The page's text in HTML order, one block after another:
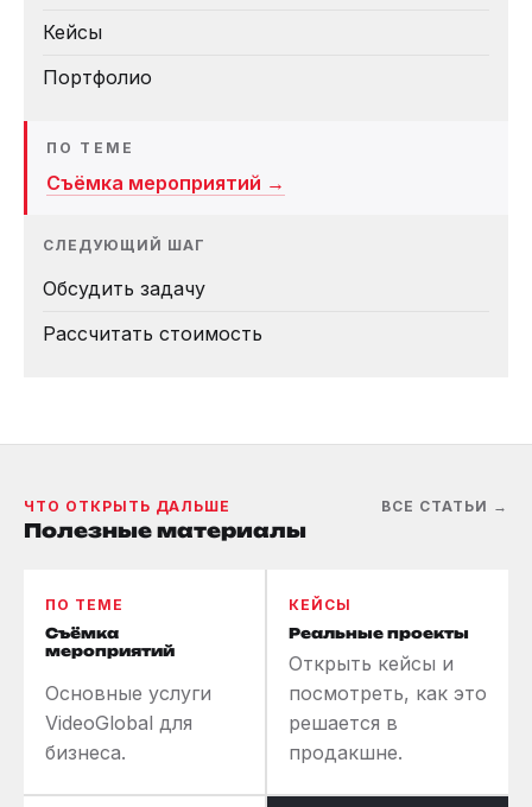
Кейсы
Портфолио
ПО ТЕМЕ
Съёмка мероприятий →
СЛЕДУЮЩИЙ ШАГ
Обсудить задачу
Рассчитать стоимость
ЧТО ОТКРЫТЬ ДАЛЬШЕ
Полезные материалы
ВСЕ СТАТЬИ →
ПО ТЕМЕ
Съёмка
мероприятий
Основные услуги
VideoGlobal для
бизнеса.
КЕЙСЫ
Реальные проекты
Открыть кейсы и
посмотреть, как это
решается в
продакшне.